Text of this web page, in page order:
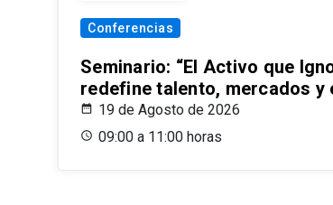
Conferencias
Seminario: “El Activo que
redefine talento, mercados y
19 de Agosto de 2026
09:00 a 11:00 horas